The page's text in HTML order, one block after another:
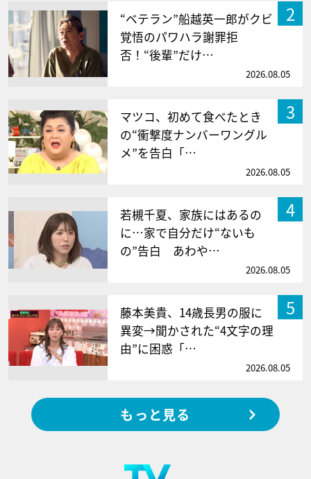
2
“ベテラン”船越英一郎がクビ
覚悟のパワハラ謝罪拒
否！“後輩”だけ…
2026.08.05
3
マツコ、初めて食べたとき
の“衝撃度ナンバーワングル
メ”を告白「…
2026.08.05
4
若槻千夏、家族にはあるの
に…家で自分だけ“ないも
の”告白 あわや…
2026.08.05
5
藤本美貴、14歳長男の服に
異変→聞かされた“4文字の理
由”に困惑「…
2026.08.05
もっと見る